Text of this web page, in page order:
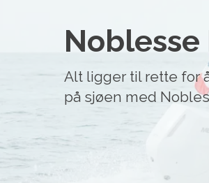
Noblesse
Alt ligger til rette for
på sjøen med